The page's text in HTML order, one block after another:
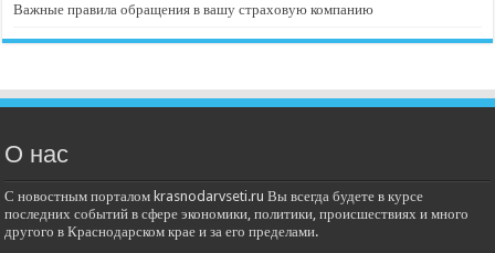
Важные правила обращения в вашу страховую компанию
О нас
С новостным порталом krasnodarvseti.ru Вы всегда будете в курсе
последних событий в сфере экономики, политики, происшествиях и много
другого в Краснодарском крае и за его пределами.